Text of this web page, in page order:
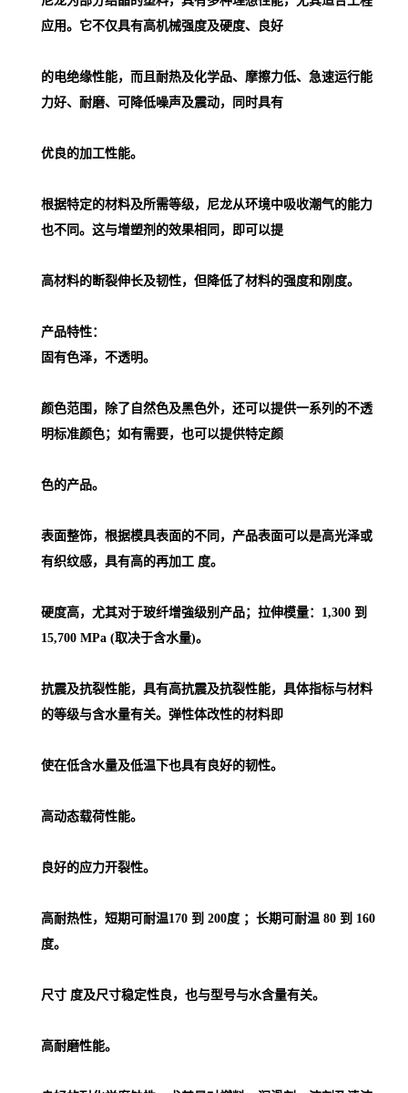
应用。它不仅具有高机械强度及硬度、良好
的电绝缘性能，而且耐热及化学品、摩擦力低、急速运行能
力好、耐磨、可降低噪声及震动，同时具有
优良的加工性能。
根据特定的材料及所需等级，尼龙从环境中吸收潮气的能力
也不同。这与增塑剂的效果相同，即可以提
高材料的断裂伸长及韧性，但降低了材料的强度和刚度。
产品特性：
固有色泽，不透明。
颜色范围，除了自然色及黑色外，还可以提供一系列的不透
明标准颜色；如有需要，也可以提供特定颜
色的产品。
表面整饰，根据模具表面的不同，产品表面可以是高光泽或
有织纹感，具有高的再加工 度。
硬度高，尤其对于玻纤增強级别产品；拉伸模量：1,300 到
15,700 MPa (取决于含水量)。
抗震及抗裂性能，具有高抗震及抗裂性能，具体指标与材料
的等级与含水量有关。弹性体改性的材料即
使在低含水量及低温下也具有良好的韧性。
高动态载荷性能。
良好的应力开裂性。
高耐热性，短期可耐温170 到 200度 ；长期可耐温 80 到 160
度。
尺寸 度及尺寸稳定性良，也与型号与水含量有关。
高耐磨性能。